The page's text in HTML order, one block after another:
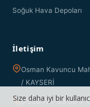
Soğuk Hava Depoları
İletişim
Osman Kavuncu
/ KAYSERİ
0 530 787 33 59 /
Size daha iyi bir